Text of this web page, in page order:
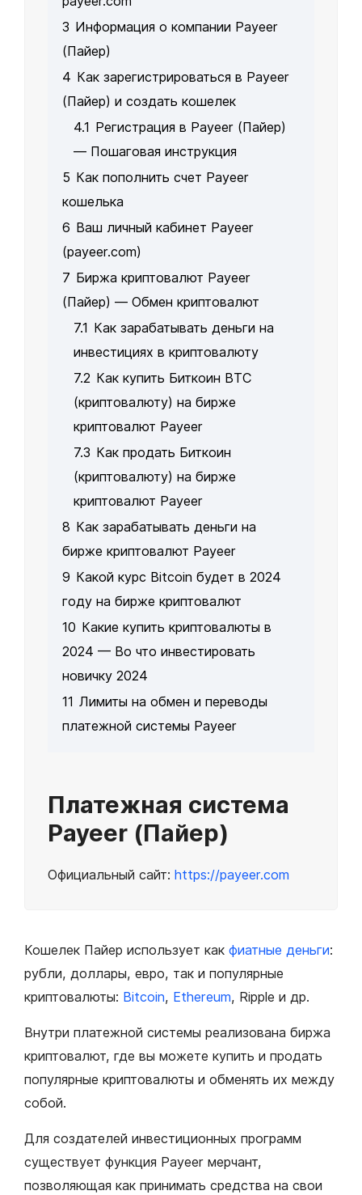
3 Информация о компании Payeer
(Пайер)
4 Как зарегистрироваться в Payeer
(Пайер) и создать кошелек
4.1 Регистрация в Payeer (Пайер)
— Пошаговая инструкция
5 Как пополнить счет Payeer
кошелька
6 Ваш личный кабинет Payeer
(payeer.com)
7 Биржа криптовалют Payeer
(Пайер) — Обмен криптовалют
7.1 Как зарабатывать деньги на
инвестициях в криптовалюту
7.2 Как купить Биткоин BTC
(криптовалюту) на бирже
криптовалют Payeer
7.3 Как продать Биткоин
(криптовалюту) на бирже
криптовалют Payeer
8 Как зарабатывать деньги на
бирже криптовалют Payeer
9 Какой курс Bitcoin будет в 2024
году на бирже криптовалют
10 Какие купить криптовалюты в
2024 — Во что инвестировать
новичку 2024
11 Лимиты на обмен и переводы
платежной системы Payeer
Платежная система
Payeer (Пайер)
Официальный сайт: https://payeer.com
Кошелек Пайер использует как фиатные деньги:
рубли, доллары, евро, так и популярные
криптовалюты: Bitcoin, Ethereum, Ripple и др.
Внутри платежной системы реализована биржа
криптовалют, где вы можете купить и продать
популярные криптовалюты и обменять их между
собой.
Для создателей инвестиционных программ
существует функция Payeer мерчант,
позволяющая как принимать средства на свои